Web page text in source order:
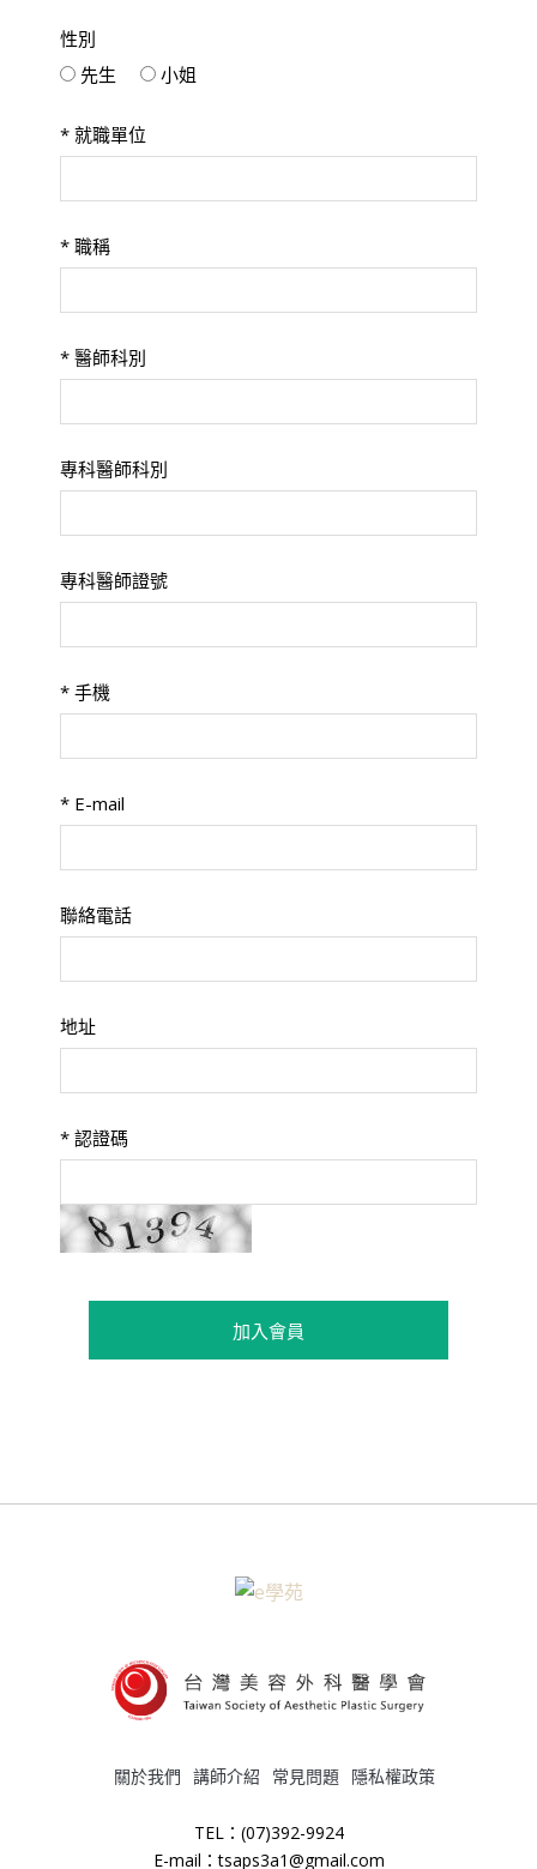
性別
先生
小姐
* 就職單位
* 職稱
* 醫師科別
專科醫師科別
專科醫師證號
* 手機
* E-mail
聯絡電話
地址
* 認證碼
TEL：(07)392-9924
E-mail：tsaps3a1@gmail.com
關於我們 講師介紹 常見問題 隱私權政策